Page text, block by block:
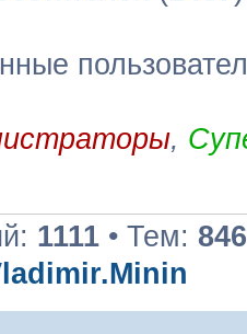
,
1111 • Тем: 846